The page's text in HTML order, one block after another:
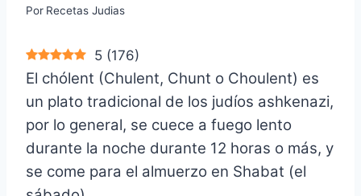
Por Recetas Judias
5 (176)
El chólent (Chulent, Chunt o Choulent) es
un plato tradicional de los judíos ashkenazi,
por lo general, se cuece a fuego lento
durante la noche durante 12 horas o más, y
se come para el almuerzo en Shabat (el